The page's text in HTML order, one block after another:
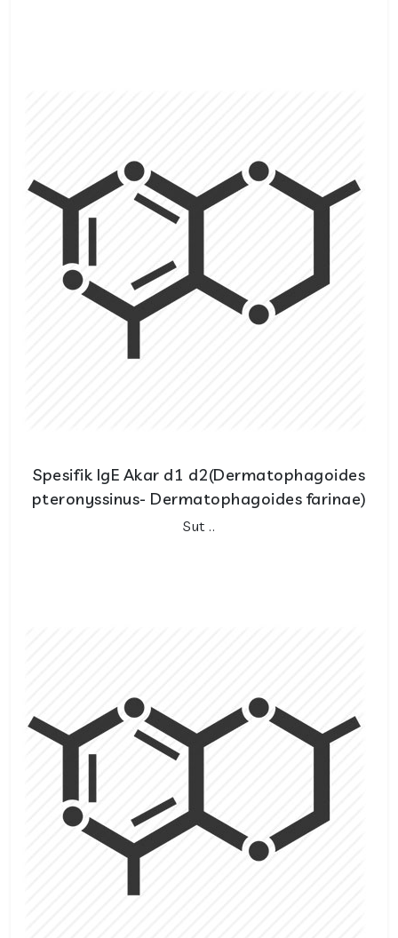
Spesifik IgE Akar d1 d2(Dermatophagoides
pteronyssinus- Dermatophagoides farinae)
Sut ..